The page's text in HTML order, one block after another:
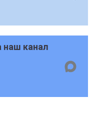
наш канал